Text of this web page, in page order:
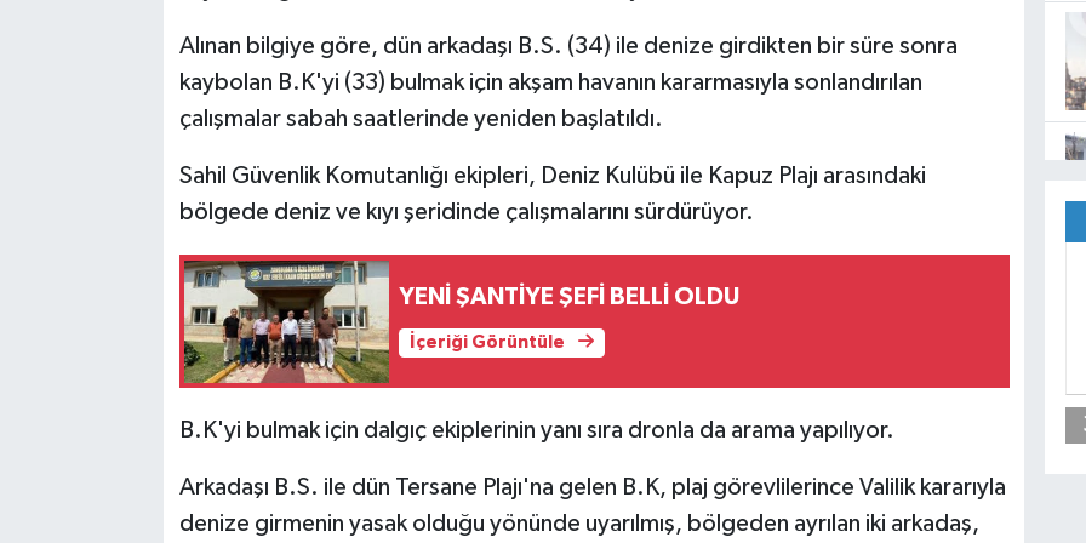
Alınan bilgiye göre, dün arkadaşı B.S. (34) ile denize girdikten bir süre sonra
kaybolan B.K'yi (33) bulmak için akşam havanın kararmasıyla sonlandırılan
çalışmalar sabah saatlerinde yeniden başlatıldı.
Sahil Güvenlik Komutanlığı ekipleri, Deniz Kulübü ile Kapuz Plajı arasındaki
bölgede deniz ve kıyı şeridinde çalışmalarını sürdürüyor.
YENİ ŞANTİYE ŞEFİ BELLİ OLDU
İçeriği Görüntüle
B.K'yi bulmak için dalgıç ekiplerinin yanı sıra dronla da arama yapılıyor.
Arkadaşı B.S. ile dün Tersane Plajı'na gelen B.K, plaj görevlilerince Valilik kararıyla
denize girmenin yasak olduğu yönünde uyarılmış, bölgeden ayrılan iki arkadaş,